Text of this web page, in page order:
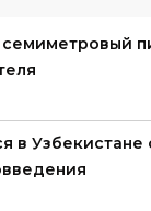
в Узбекистане